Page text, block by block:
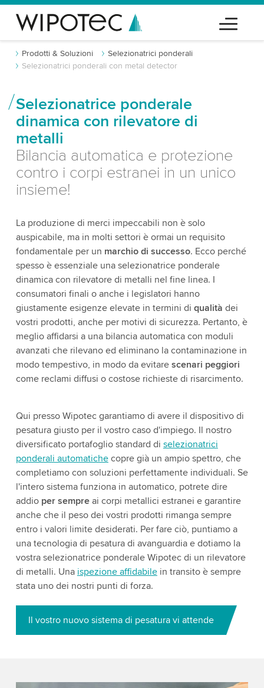
Prodotti & Soluzioni
Selezionatrici ponderali
Selezionatrici ponderali con metal detector
Selezionatrice ponderale
dinamica con rilevatore di
metalli
Bilancia automatica e protezione
contro i corpi estranei in un unico
insieme!
La produzione di merci impeccabili non è solo
auspicabile, ma in molti settori è ormai un requisito
fondamentale per un marchio di successo. Ecco perché
spesso è essenziale una selezionatrice ponderale
dinamica con rilevatore di metalli nel fine linea. I
consumatori finali o anche i legislatori hanno
giustamente esigenze elevate in termini di qualità dei
vostri prodotti, anche per motivi di sicurezza. Pertanto, è
meglio affidarsi a una bilancia automatica con moduli
avanzati che rilevano ed eliminano la contaminazione in
modo tempestivo, in modo da evitare scenari peggiori
come reclami diffusi o costose richieste di risarcimento.
Qui presso Wipotec garantiamo di avere il dispositivo di
pesatura giusto per il vostro caso d'impiego. Il nostro
diversificato portafoglio standard di selezionatrici
ponderali automatichecopre già un ampio spettro, che
completiamo con soluzioni perfettamente individuali. Se
l'intero sistema funziona in automatico, potrete dire
addio per sempreai corpi metallici estranei e garantire
anche che il peso dei vostri prodotti rimanga sempre
entro i valori limite desiderati. Per fare ciò, puntiamo a
una tecnologia di pesatura di avanguardia e dotiamo la
vostra selezionatrice ponderale Wipotec di un rilevatore
di metalli. Una ispezione affidabilein transito è sempre
stata uno dei nostri punti di forza.
Il vostro nuovo sistema di pesatura vi attende